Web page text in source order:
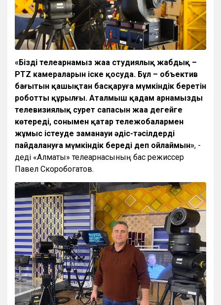
«Біздің телеарнамыз жаңа студиялық жабдық –
PTZ камераларын іске қосуда. Бұл – объектив
бағытын қашықтан басқаруға мүмкіндік беретін
роботты құрылғы. Аталмыш қадам арнамызды
телевизиялық сурет сапасын жаңа деңгейге
көтереді, сонымен қатар тележобалармен
жұмыс істеуде заманауи әдіс-тәсілдерді
пайдалануға мүмкіндік береді деп ойлаймын», -
деді «Алматы» телеарнасының бас режиссер
Павел Скоробогатов.